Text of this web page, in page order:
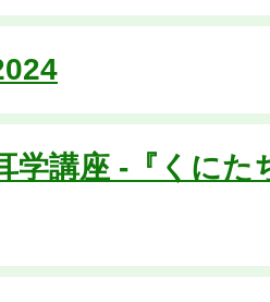
学講座 -『くにた